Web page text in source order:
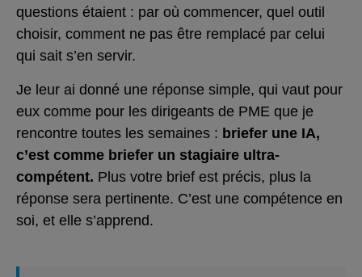
questions étaient : par où commencer, quel outil
choisir, comment ne pas être remplacé par celui
qui sait s’en servir.
Je leur ai donné une réponse simple, qui vaut pour
eux comme pour les dirigeants de PME que je
rencontre toutes les semaines : briefer une IA,
c’est comme briefer un stagiaire ultra-
compétent. Plus votre brief est précis, plus la
réponse sera pertinente. C’est une compétence en
soi, et elle s’apprend.